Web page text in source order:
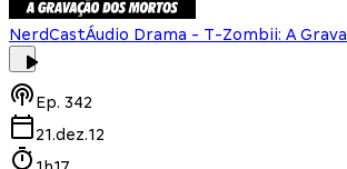
NerdCastÁudio Drama - T-Zombii: A
Ep. 342
21.dez.12